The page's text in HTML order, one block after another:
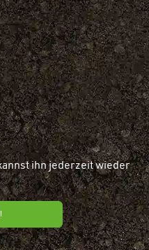
ihn jederzeit wieder